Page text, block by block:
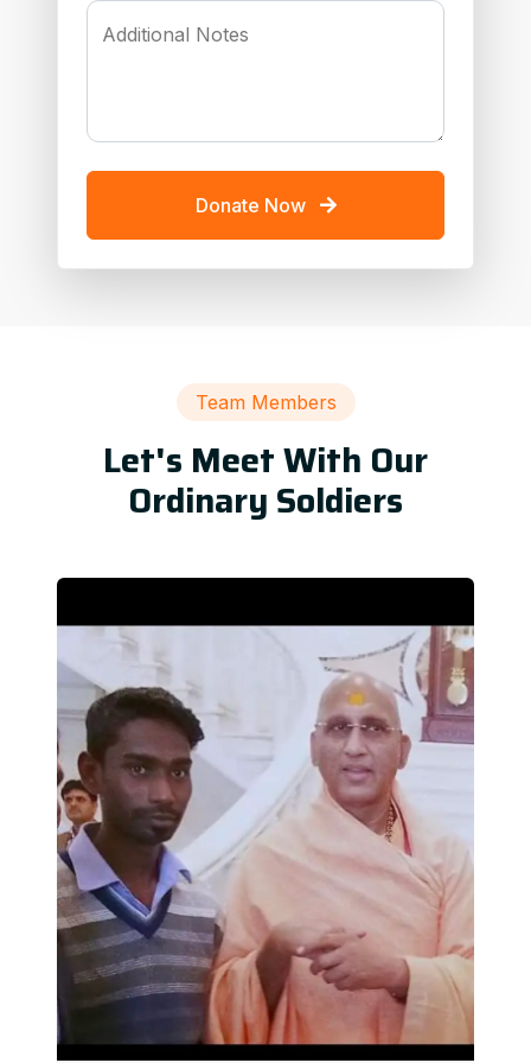
Additional Notes
Donate Now
Team Members
Let's Meet With Our
Ordinary Soldiers